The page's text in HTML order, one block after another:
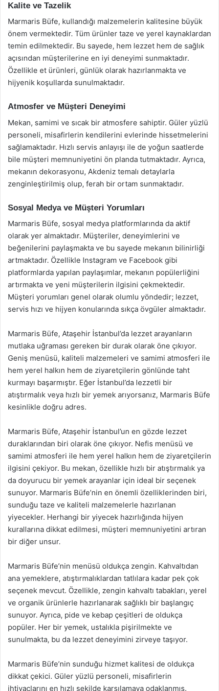
Kalite ve Tazelik
Marmaris Büfe, kullandığı malzemelerin kalitesine büyük
önem vermektedir. Tüm ürünler taze ve yerel kaynaklardan
temin edilmektedir. Bu sayede, hem lezzet hem de sağlık
açısından müşterilerine en iyi deneyimi sunmaktadır.
Özellikle et ürünleri, günlük olarak hazırlanmakta ve
hijyenik koşullarda sunulmaktadır.
Atmosfer ve Müşteri Deneyimi
Mekan, samimi ve sıcak bir atmosfere sahiptir. Güler yüzlü
personeli, misafirlerin kendilerini evlerinde hissetmelerini
sağlamaktadır. Hızlı servis anlayışı ile de yoğun saatlerde
bile müşteri memnuniyetini ön planda tutmaktadır. Ayrıca,
mekanın dekorasyonu, Akdeniz temalı detaylarla
zenginleştirilmiş olup, ferah bir ortam sunmaktadır.
Sosyal Medya ve Müşteri Yorumları
Marmaris Büfe, sosyal medya platformlarında da aktif
olarak yer almaktadır. Müşteriler, deneyimlerini ve
beğenilerini paylaşmakta ve bu sayede mekanın bilinirliği
artmaktadır. Özellikle Instagram ve Facebook gibi
platformlarda yapılan paylaşımlar, mekanın popülerliğini
artırmakta ve yeni müşterilerin ilgisini çekmektedir.
Müşteri yorumları genel olarak olumlu yöndedir; lezzet,
servis hızı ve hijyen konularında sıkça övgüler almaktadır.
Marmaris Büfe, Ataşehir İstanbul’da lezzet arayanların
mutlaka uğraması gereken bir durak olarak öne çıkıyor.
Geniş menüsü, kaliteli malzemeleri ve samimi atmosferi ile
hem yerel halkın hem de ziyaretçilerin gönlünde taht
kurmayı başarmıştır. Eğer İstanbul’da lezzetli bir
atıştırmalık veya hızlı bir yemek arıyorsanız, Marmaris Büfe
kesinlikle doğru adres.
Marmaris Büfe, Ataşehir İstanbul’un en gözde lezzet
duraklarından biri olarak öne çıkıyor. Nefis menüsü ve
samimi atmosferi ile hem yerel halkın hem de ziyaretçilerin
ilgisini çekiyor. Bu mekan, özellikle hızlı bir atıştırmalık ya
da doyurucu bir yemek arayanlar için ideal bir seçenek
sunuyor. Marmaris Büfe’nin en önemli özelliklerinden biri,
sunduğu taze ve kaliteli malzemelerle hazırlanan
yiyecekler. Herhangi bir yiyecek hazırlığında hijyen
kurallarına dikkat edilmesi, müşteri memnuniyetini artıran
bir diğer unsur.
Marmaris Büfe’nin menüsü oldukça zengin. Kahvaltıdan
ana yemeklere, atıştırmalıklardan tatlılara kadar pek çok
seçenek mevcut. Özellikle, zengin kahvaltı tabakları, yerel
ve organik ürünlerle hazırlanarak sağlıklı bir başlangıç
sunuyor. Ayrıca, pide ve kebap çeşitleri de oldukça
popüler. Her bir yemek, ustalıkla pişirilmekte ve
sunulmakta, bu da lezzet deneyimini zirveye taşıyor.
Marmaris Büfe’nin sunduğu hizmet kalitesi de oldukça
dikkat çekici. Güler yüzlü personeli, misafirlerin
ihtiyaçlarını en hızlı şekilde karşılamaya odaklanmış.